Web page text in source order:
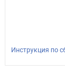
Инструкция по